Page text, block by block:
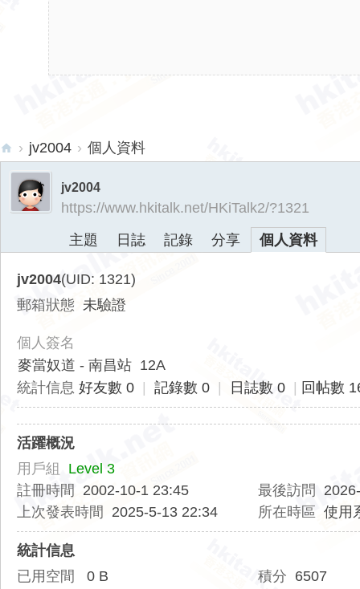
hk
lk.
› jv2004 › 個人資料
jv2004
https://www.hkitalk.net/HKiTalk2/?1321
主題
日誌 記錄 分享 個人資料
jv2004(UID: 1321)
郵箱狀態 未驗證
個人簽名
麥當奴道 - 南昌站 12A
統計信息 好友數 0 記錄數 0 日誌數 0 回帖數
活躍概況
用戶組 Level 3
註冊時間
2002-10-1 23:45 最後訪問
上次發表時間
2025-5-13 22:34 所在時區 使用
統計信息
已用空間
0 B 積分 6507